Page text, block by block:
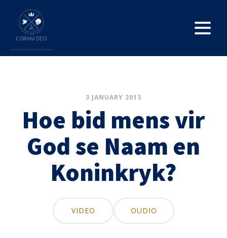
3 JANUARY 2013
Hoe bid mens vir
God se Naam en
Koninkryk?
VIDEO OUDIO